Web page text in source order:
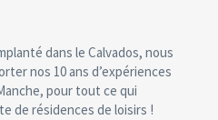
dans le Calvados, nous
nos 10 ans d’expériences
pour tout ce qui
de résidences de loisirs !